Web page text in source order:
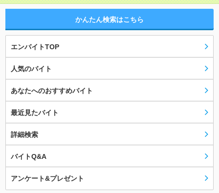
かんたん検索はこちら
エンバイトTOP
人気のバイト
あなたへのおすすめバイト
最近見たバイト
詳細検索
バイトQ&A
アンケート&プレゼント